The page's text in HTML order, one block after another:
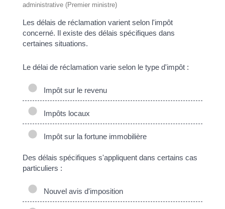
administrative (Premier ministre)
Les délais de réclamation varient selon l'impôt
concerné. Il existe des délais spécifiques dans
certaines situations.
Le délai de réclamation varie selon le type d'impôt :
Impôt sur le revenu
Impôts locaux
Impôt sur la fortune immobilière
Des délais spécifiques s'appliquent dans certains cas
particuliers :
Nouvel avis d'imposition